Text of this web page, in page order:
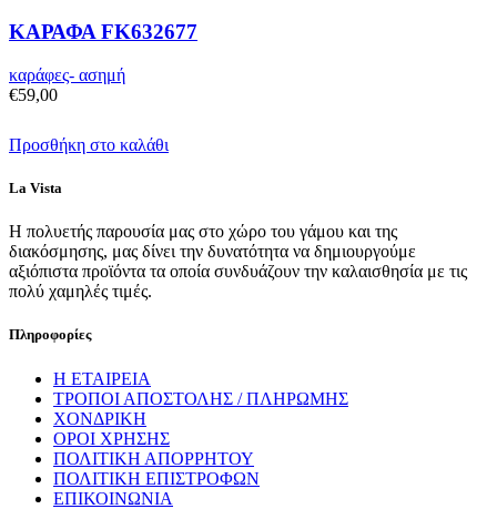
ΚΑΡΑΦΑ FK632677
καράφες- ασημή
€59,00
Προσθήκη στο καλάθι
La Vista
Η πολυετής παρουσία μας στο χώρο του γάμου και της
διακόσμησης, μας δίνει την δυνατότητα να δημιουργούμε
αξιόπιστα προϊόντα τα οποία συνδυάζουν την καλαισθησία με τις
πολύ χαμηλές τιμές.
Πληροφορίες
Η ΕΤΑΙΡΕΙΑ
ΤΡΟΠΟΙ ΑΠΟΣΤΟΛΗΣ / ΠΛΗΡΩΜΗΣ
ΧΟΝΔΡΙΚΗ
ΟΡΟΙ ΧΡΗΣΗΣ
ΠΟΛΙΤΙΚΗ ΑΠΟΡΡΗΤΟΥ
ΠΟΛΙΤΙΚΗ ΕΠΙΣΤΡΟΦΩΝ
ΕΠΙΚΟΙΝΩΝΙΑ